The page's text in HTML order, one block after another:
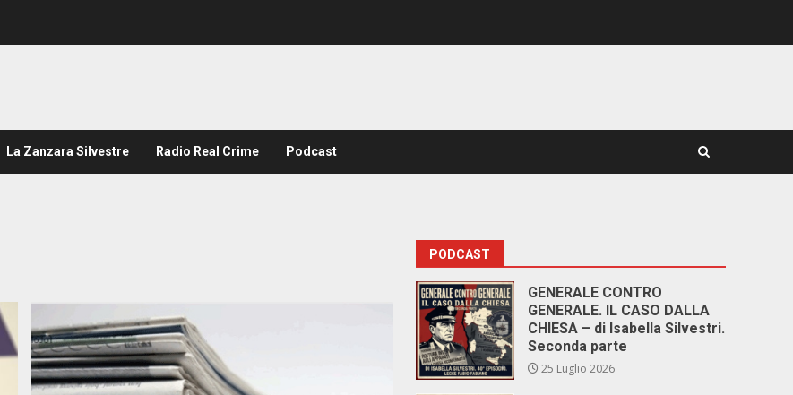
La Zanzara Silvestre Radio Real Crime Podcast
PODCAST
GENERALE CONTRO
GENERALE. IL CASO DALLA
CHIESA – di Isabella Silvestri.
Seconda parte
25 Luglio 2026